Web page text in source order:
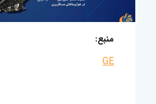
منبع:
GE